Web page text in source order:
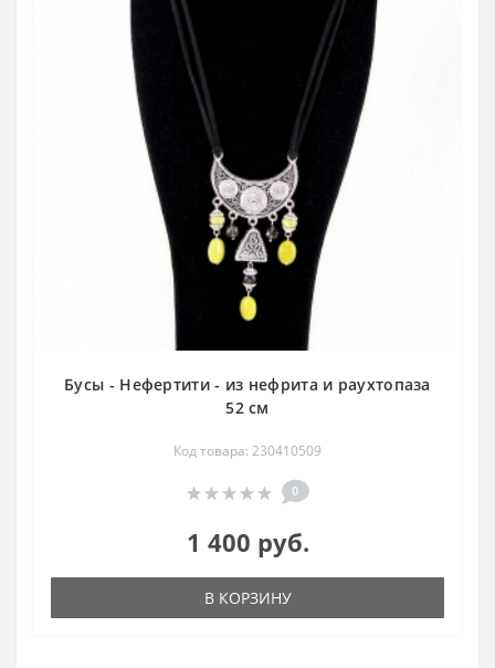
Бусы - Нефертити - из нефрита и раухтопаза
52 см
Код товара: 230410509
0
1 400 руб.
В КОРЗИНУ